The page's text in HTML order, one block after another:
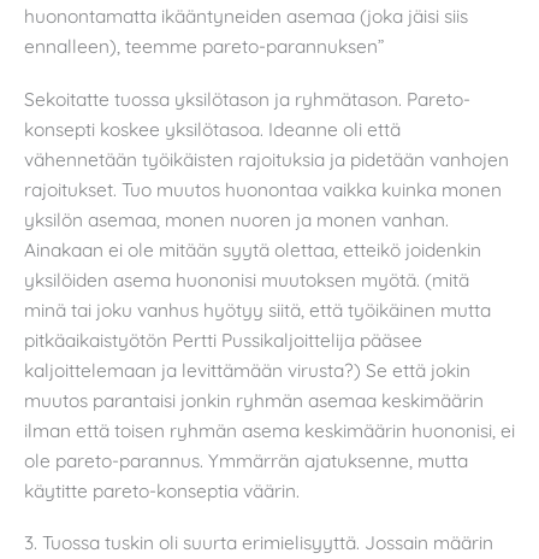
huonontamatta ikääntyneiden asemaa (joka jäisi siis
ennalleen), teemme pareto-parannuksen”
Sekoitatte tuossa yksilötason ja ryhmätason. Pareto-
konsepti koskee yksilötasoa. Ideanne oli että
vähennetään työikäisten rajoituksia ja pidetään vanhojen
rajoitukset. Tuo muutos huonontaa vaikka kuinka monen
yksilön asemaa, monen nuoren ja monen vanhan.
Ainakaan ei ole mitään syytä olettaa, etteikö joidenkin
yksilöiden asema huononisi muutoksen myötä. (mitä
minä tai joku vanhus hyötyy siitä, että työikäinen mutta
pitkäaikaistyötön Pertti Pussikaljoittelija pääsee
kaljoittelemaan ja levittämään virusta?) Se että jokin
muutos parantaisi jonkin ryhmän asemaa keskimäärin
ilman että toisen ryhmän asema keskimäärin huononisi, ei
ole pareto-parannus. Ymmärrän ajatuksenne, mutta
käytitte pareto-konseptia väärin.
3. Tuossa tuskin oli suurta erimielisyyttä. Jossain määrin